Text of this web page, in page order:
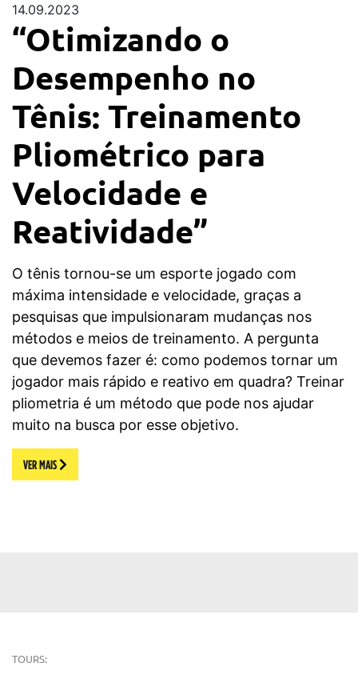
14.09.2023
“Otimizando o
Desempenho no
Tênis: Treinamento
Pliométrico para
Velocidade e
Reatividade”
O tênis tornou-se um esporte jogado com
máxima intensidade e velocidade, graças a
pesquisas que impulsionaram mudanças nos
métodos e meios de treinamento. A pergunta
que devemos fazer é: como podemos tornar um
jogador mais rápido e reativo em quadra? Treinar
pliometria é um método que pode nos ajudar
muito na busca por esse objetivo.
VER MAIS
TOURS: